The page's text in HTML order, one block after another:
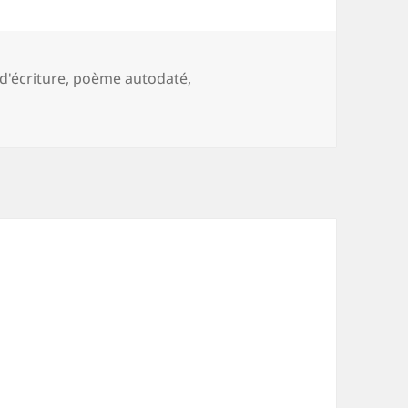
, poème autodaté,